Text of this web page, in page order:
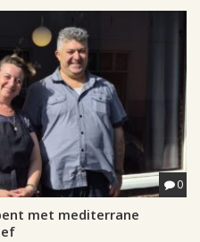
0
met mediterrane